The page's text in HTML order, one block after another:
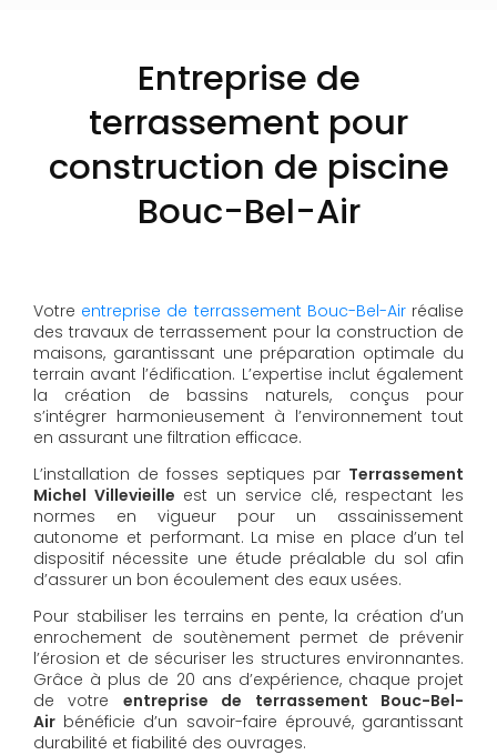
Entreprise de
terrassement pour
construction de piscine
Bouc-Bel-Air
Votre entreprise de terrassement Bouc-Bel-Airréalise
des travaux de terrassement pour la construction de
maisons, garantissant une préparation optimale du
terrain avant l’édification. L’expertise inclut également
la création de bassins naturels, conçus pour
s’intégrer harmonieusement à l’environnement tout
en assurant une filtration efficace.
L’installation de fosses septiques par Terrassement
Michel Villevieille est un service clé, respectant les
normes en vigueur pour un assainissement
autonome et performant. La mise en place d’un tel
dispositif nécessite une étude préalable du sol afin
d’assurer un bon écoulement des eaux usées.
Pour stabiliser les terrains en pente, la création d’un
enrochement de soutènement permet de prévenir
l’érosion et de sécuriser les structures environnantes.
Grâce à plus de 20 ans d’expérience, chaque projet
de votre entreprise de terrassement Bouc-Bel-
Air bénéficie d’un savoir-faire éprouvé, garantissant
durabilité et fiabilité des ouvrages.